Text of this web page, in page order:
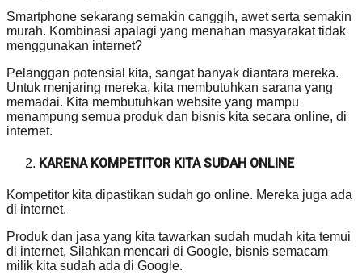
Smartphone sekarang semakin canggih, awet serta semakin
murah. Kombinasi apalagi yang menahan masyarakat tidak
menggunakan internet?
Pelanggan potensial kita, sangat banyak diantara mereka.
Untuk menjaring mereka, kita membutuhkan sarana yang
memadai. Kita membutuhkan website yang mampu
menampung semua produk dan bisnis kita secara online, di
internet.
KARENA KOMPETITOR KITA SUDAH ONLINE
Kompetitor kita dipastikan sudah go online. Mereka juga ada
di internet.
Produk dan jasa yang kita tawarkan sudah mudah kita temui
di internet, Silahkan mencari di Google, bisnis semacam
milik kita sudah ada di Google.